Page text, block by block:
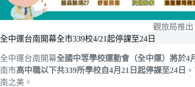
觀旅局推
全中運台南開幕全市339校4/21起停課至24日
全中運台南開幕全國中等學校運動會（全中運）將於4
南市高中職以下共339所學校自4月21日起停課至24日
南之美。